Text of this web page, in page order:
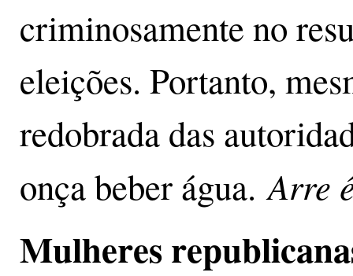
criminosamente no
eleições. Portanto,
redobrada das
onça beber água.Arre
Mulheres